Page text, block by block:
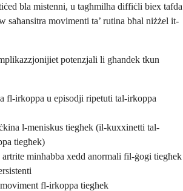
bla mistenni, u tagħmilha diffiċli biex tafda
saħansitra movimenti ta’ rutina bħal niżżel it-
potenzjali li għandek tkun
fl-irkoppa u episodji ripetuti tal-irkoppa
l-meniskus tiegħek (il-kuxxinetti tal-
tiegħek)
minħabba xedd anormali fil-ġogi tiegħek
fl-irkoppa tiegħek